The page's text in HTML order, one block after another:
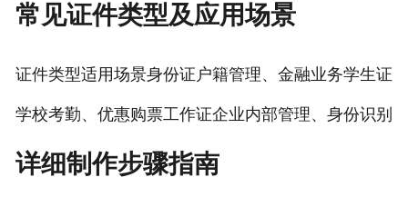
常见证件类型及应用场景
证件类型适用场景身份证户籍管理、金融业务学生证
学校考勤、优惠购票工作证企业内部管理、身份识别
详细制作步骤指南